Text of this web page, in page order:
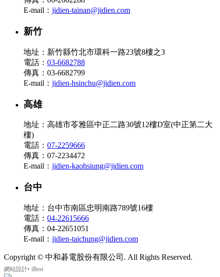
E-mail： jidien-tainan@jidien.com
新竹
地址：新竹縣竹北市環科一路23號8樓之3
電話： 03-6682788
傳真：03-6682799
E-mail： jidien-hsinchu@jidien.com
高雄
地址：高雄市苓雅區中正二路30號12樓D室(中正第二大
樓)
電話： 07-2259666
傳真：07-2234472
E-mail： jidien-kaohsiung@jidien.com
台中
地址：台中市南區忠明南路789號16樓
電話： 04-22615666
傳真：04-22651051
E-mail： jidien-taichung@jidien.com
Copyright © 中和碁電股份有限公司. All Rights Reserved.
網站設計‧ iBest